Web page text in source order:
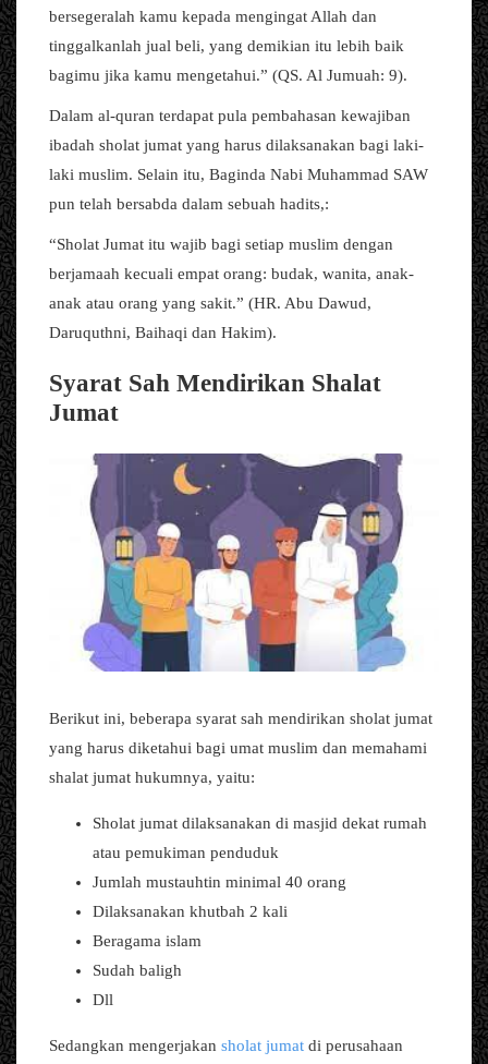
bersegeralah kamu kepada mengingat Allah dan
tinggalkanlah jual beli, yang demikian itu lebih baik
bagimu jika kamu mengetahui.” (QS. Al Jumuah: 9).
Dalam al-quran terdapat pula pembahasan kewajiban
ibadah sholat jumat yang harus dilaksanakan bagi laki-
laki muslim. Selain itu, Baginda Nabi Muhammad SAW
pun telah bersabda dalam sebuah hadits,:
“Sholat Jumat itu wajib bagi setiap muslim dengan
berjamaah kecuali empat orang: budak, wanita, anak-
anak atau orang yang sakit.” (HR. Abu Dawud,
Daruquthni, Baihaqi dan Hakim).
Syarat Sah Mendirikan Shalat
Jumat
Berikut ini, beberapa syarat sah mendirikan sholat jumat
yang harus diketahui bagi umat muslim dan memahami
shalat jumat hukumnya, yaitu:
Sholat jumat dilaksanakan di masjid dekat rumah
atau pemukiman penduduk
Jumlah mustauhtin minimal 40 orang
Dilaksanakan khutbah 2 kali
Beragama islam
Sudah baligh
Dll
Sedangkan mengerjakan sholat jumat di perusahaan